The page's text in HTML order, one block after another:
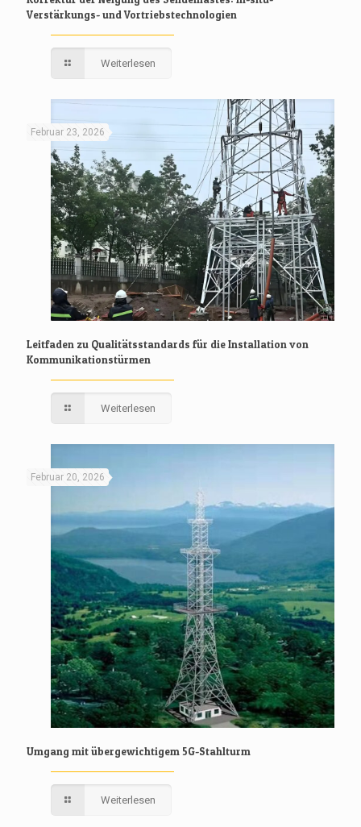
Verstärkungs- und Vortriebstechnologien
Weiterlesen
Februar 23, 2026
Leitfaden zu Qualitätsstandards für die Installation von
Kommunikationstürmen
Weiterlesen
Februar 20, 2026
Umgang mit übergewichtigem 5G-Stahlturm
Weiterlesen